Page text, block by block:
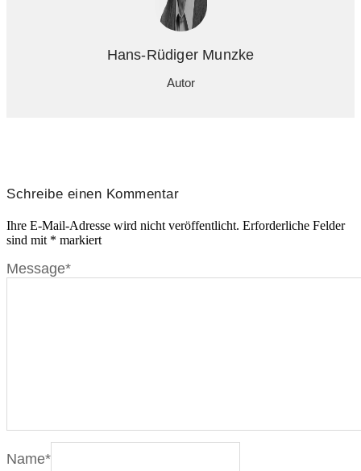
Hans-Rüdiger Munzke
Autor
Schreibe einen Kommentar
Ihre E-Mail-Adresse wird nicht veröffentlicht. Erforderliche Felder
sind mit * markiert
Message*
Name*